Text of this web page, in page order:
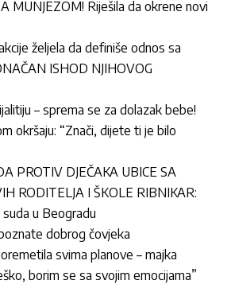
MUNJEZOM! Riješila da okrene novi
željela da definiše odnos sa
ISHOD NJIHOVOG
– sprema se za dolazak bebe!
okršaju: “Znači, dijete ti je bilo
PROTIV DJEČAKA UBICE SA
RODITELJA I ŠKOLE RIBNIKAR:
u Beogradu
dobrog čovjeka
svima planove – majka
borim se sa svojim emocijama”